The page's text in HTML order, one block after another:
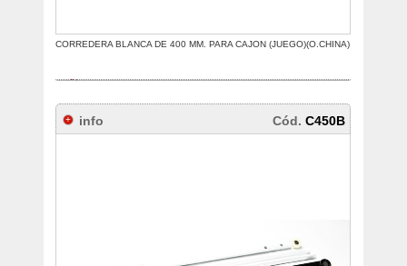
CORREDERA BLANCA DE 400 MM. PARA CAJON (JUEGO)(O.CHINA)
info Cód.C450B